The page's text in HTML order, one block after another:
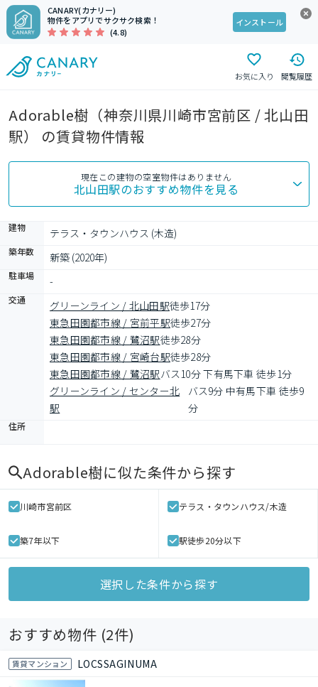
CANARY(カナリー)
物件をアプリでサクサク検索！
(4.8)
インストール
お気に入り 閲覧履歴
Adorable樹（神奈川県川崎市宮前区 / 北山田
駅） の賃貸物件情報
現在この建物の空室物件はありません
北山田駅のおすすめ物件を見る
建物 テラス・タウンハウス (木造)
築年数 新築 (2020年)
駐車場 -
交通 グリーンライン / 北山田駅徒歩17分
東急田園都市線 / 宮前平駅徒歩27分
東急田園都市線 / 鷺沼駅徒歩28分
東急田園都市線 / 宮崎台駅徒歩28分
東急田園都市線 / 鷺沼駅バス10分 下有馬下車 徒歩1分
グリーンライン / センター北
駅
バス9分 中有馬下車 徒歩9
分
住所
Adorable樹に似た条件から探す
川崎市宮前区 テラス・タウンハウス/木造
築7年以下 駅徒歩20分以下
選択した条件から探す
おすすめ物件 (2件)
賃貸マンション LOCSSAGINUMA